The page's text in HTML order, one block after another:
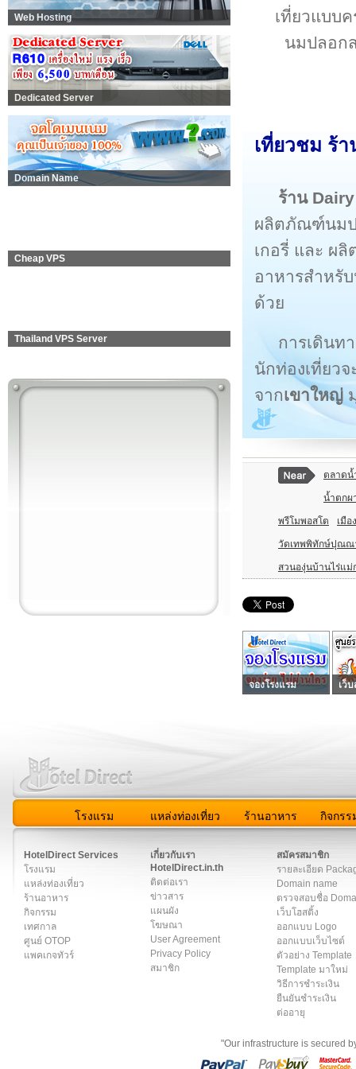
Web Hosting
Dedicated Server
Domain Name
Cheap VPS
Thailand VPS Server
เที่ยวแบบ
นมปลอก
เที่ยวชม ร้
ร้าน
ผลิตภัณฑ์นมป
เกอรี่ และ ผ
อาหารสำหรั
ด้วย
การเดินท
นักท่องเที่ยว
จากเขาใหญ่
ตลาดน้
น้ำตกผ
พรีโมพอสโต เมื
วัดเทพพิทักษ์ปุณณ
สวนองุ่นบ้านไร่แม่
จองโรงแรม เว็
โรงแรม แหล่งท่องเที่ยว ร้านอาหาร กิจกรร
HotelDirect Services
โรงแรม
แหล่งท่องเที่ยว
ร้านอาหาร
กิจกรรม
เทศกาล
ศูนย์ OTOP
แพคเกจทัวร์
เกี่ยวกับเรา
HotelDirect.in.th
ติดต่อเรา
ข่าวสาร
แผนผัง
โฆษณา
User Agreement
Privacy Policy
สมาชิก
สมัครสมาชิก
รายละเอียด
Domain name
ตรวจสอบชื่อ
เว็บโฮสติ้ง
ออกแบบ Logo
ออกแบบเว็บไซต์
ตัวอย่าง Template
Template มาใหม่
วิธีการชำระเงิน
ยืนยันชำระเงิน
ต่ออายุ
"Our infrastructure is secured